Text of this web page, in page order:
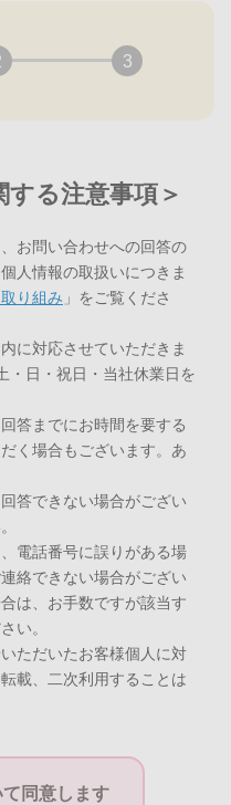
する注意事項＞
お問い合わせへの回答の
人情報の取扱いにつきま
り組み 」をご覧くださ
に対応させていただきま
日・祝日・当社休業日を
答までにお時間を要する
く場合もございます。あ
答できない場合がござい
電話番号に誤りがある場
絡できない場合がござい
は、お手数ですが該当す
い。
ただいたお客様個人に対
載、二次利用することは
同意します